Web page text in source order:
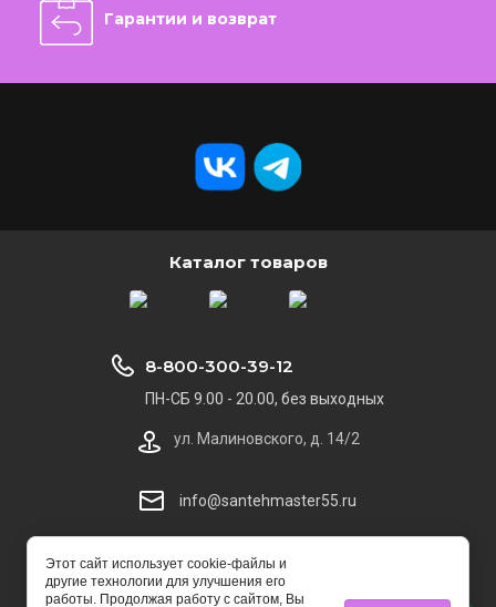
Гарантии и возврат
Каталог товаров
© 2014 - 2025 СантехMaster
8-800-300-39-12
ПН-СБ 9.00 - 20.00, без выходных
ул. Малиновского, д. 14/2
info@santehmaster55.ru
Этот сайт использует cookie-файлы и
другие технологии для улучшения его
работы. Продолжая работу с сайтом, Вы